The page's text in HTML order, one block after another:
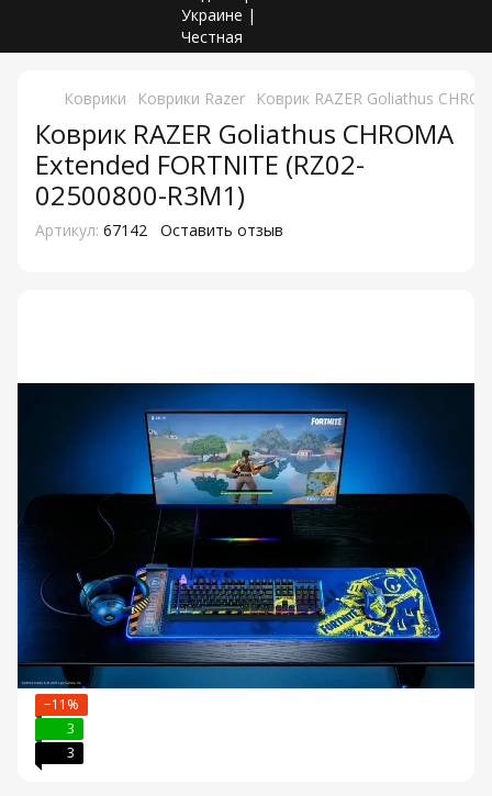
Коврики Коврики Razer Коврик RAZER Goliathus
Коврик RAZER Goliathus CHROMA
Extended FORTNITE (RZ02-
02500800-R3M1)
Артикул: 67142 Оставить отзыв
−11%
3
3